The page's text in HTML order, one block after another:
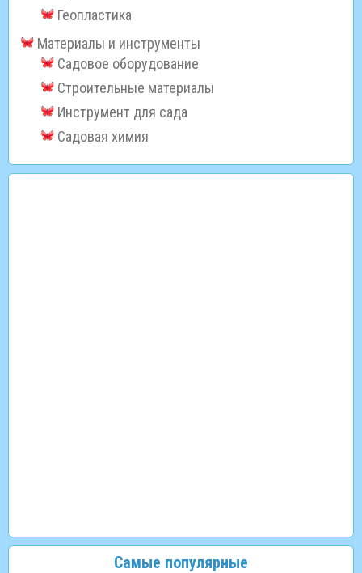
Геопластика
Материалы и инструменты
Садовое оборудование
Строительные материалы
Инструмент для сада
Садовая химия
Самые популярные